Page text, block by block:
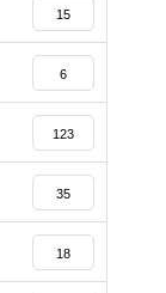
15
6
123
35
18